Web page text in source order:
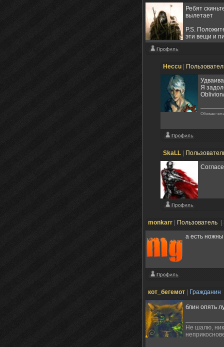
Ребят
вылетает
P.S.
эти вещи и
Heccu
Я
Обожаю
SkaLL
monkarr Пользователь
а есть ножны
кот_бегемот Гражданин
блин опять
Не шалю,